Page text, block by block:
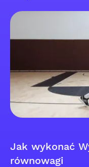
Jak wykonać
równowagi